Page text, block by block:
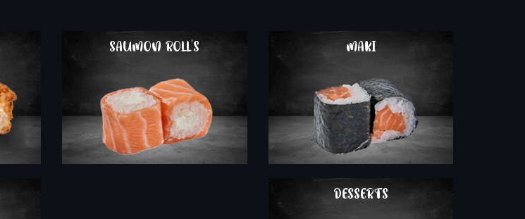
SAUMON ROLL'S MAKI
COMMANDER
DESSERTS